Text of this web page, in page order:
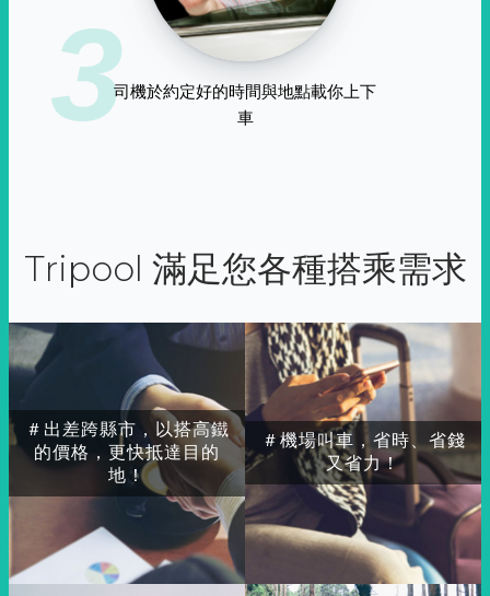
3司機於約定好的時間與地點載你上下
車
Tripool 滿足您各種搭乘需求
＃出差跨縣市，以搭高鐵
的價格，更快抵達目的
地！
＃機場叫車，省時、省錢
又省力！